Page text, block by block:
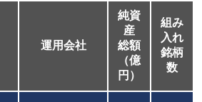
運用会社
純資
産
総額
（億
円）
組み
入れ
銘柄
数